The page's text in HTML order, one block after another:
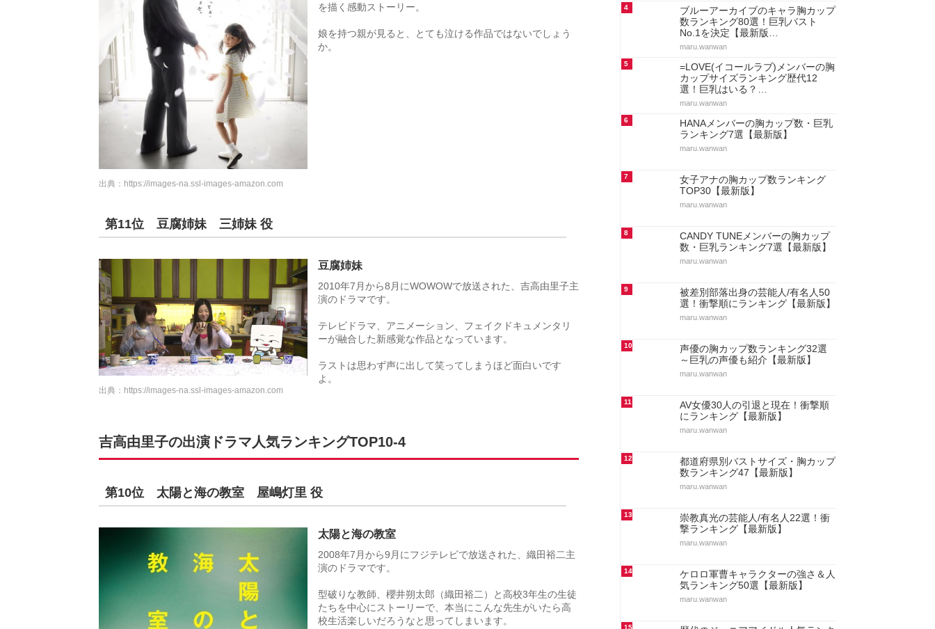
を描く感動ストーリー。
娘を持つ親が見ると、とても泣ける作品ではないでしょう
か。
出典： https://images-na.ssl-images-amazon.com
第11位 豆腐姉妹 三姉妹 役
豆腐姉妹
2010年7月から8月にWOWOWで放送された、吉高由里子主
演のドラマです。
テレビドラマ、アニメーション、フェイクドキュメンタリ
ーが融合した新感覚な作品となっています。
ラストは思わず声に出して笑ってしまうほど面白いです
よ。
出典： https://images-na.ssl-images-amazon.com
吉高由里子の出演ドラマ人気ランキングTOP10-4
第10位 太陽と海の教室 屋嶋灯里 役
太陽と海の教室
2008年7月から9月にフジテレビで放送された、織田裕二主
演のドラマです。
型破りな教師、櫻井朔太郎（織田裕二）と高校3年生の生徒
たちを中心にストーリーで、本当にこんな先生がいたら高
校生活楽しいだろうなと思ってしまいます。
4
ブルーアーカイブのキャラ胸カップ
数ランキング80選！巨乳バスト
No.1を決定【最新版…
maru.wanwan
5
=LOVE(イコールラブ)メンバーの胸
カップサイズランキング歴代12
選！巨乳はいる？…
maru.wanwan
6
HANAメンバーの胸カップ数・巨乳
ランキング7選【最新版】
maru.wanwan
7
女子アナの胸カップ数ランキング
TOP30【最新版】
maru.wanwan
8
CANDY TUNEメンバーの胸カップ
数・巨乳ランキング7選【最新版】
maru.wanwan
9
被差別部落出身の芸能人/有名人50
選！衝撃順にランキング【最新版】
maru.wanwan
10
声優の胸カップ数ランキング32選
～巨乳の声優も紹介【最新版】
maru.wanwan
11
AV女優30人の引退と現在！衝撃順
にランキング【最新版】
maru.wanwan
12
都道府県別バストサイズ・胸カップ
数ランキング47【最新版】
maru.wanwan
13
崇教真光の芸能人/有名人22選！衝
撃ランキング【最新版】
maru.wanwan
14
ケロロ軍曹キャラクターの強さ＆人
気ランキング50選【最新版】
maru.wanwan
15